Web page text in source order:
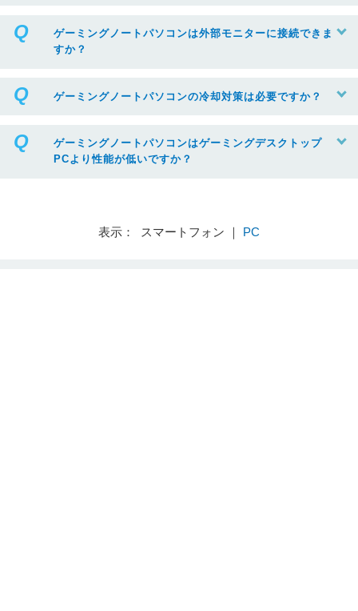
ゲーミングノートパソコンは外部モニターに接続できま
すか？
ゲーミングノートパソコンの冷却対策は必要ですか？
ゲーミングノートパソコンはゲーミングデスクトップ
PCより性能が低いですか？
表示： スマートフォン ｜ PC